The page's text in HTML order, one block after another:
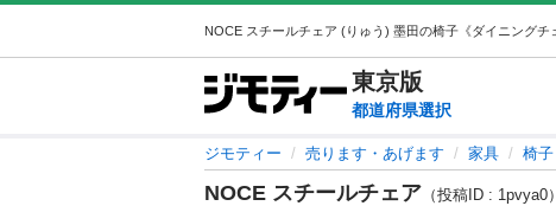
東京版
都道府県選択
ジモティー 売ります・あげます 家具 椅子
NOCE スチールチェア （投稿ID : 1pvya0）